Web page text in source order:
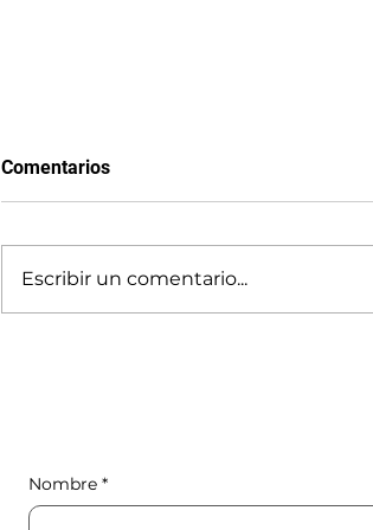
Comentarios
Escribir un comentario...
Nombre *